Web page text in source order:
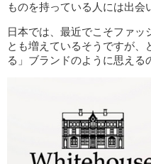
ものを持っている人には出会
日本では、最近でこそファッ
とも増えているそうですが、
る」ブランドのように思える